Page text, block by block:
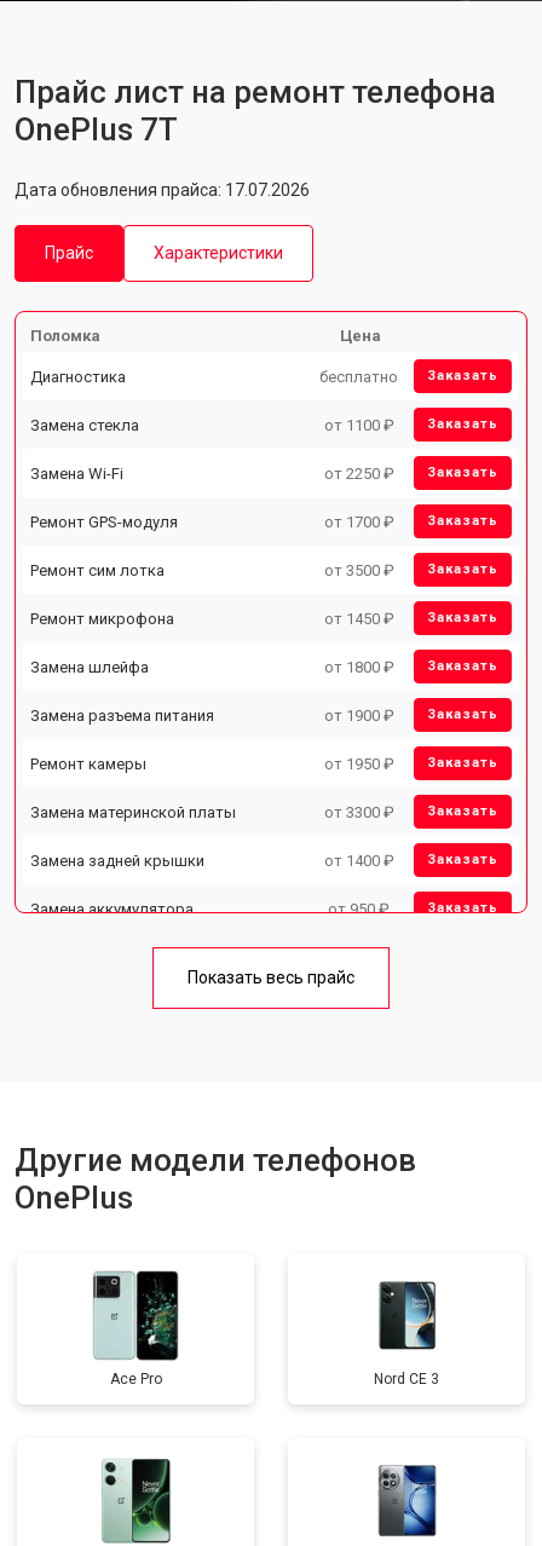
Прайс лист на ремонт телефона
OnePlus 7T
Дата обновления прайса: 17.07.2026
Прайс Характеристики
Поломка Цена
Диагностика бесплатно Заказать
Замена стекла от 1100 ₽ Заказать
Замена Wi-Fi от 2250 ₽ Заказать
Ремонт GPS-модуля от 1700 ₽ Заказать
Ремонт сим лотка от 3500 ₽ Заказать
Ремонт микрофона от 1450 ₽ Заказать
Замена шлейфа от 1800 ₽ Заказать
Замена разъема питания от 1900 ₽ Заказать
Ремонт камеры от 1950 ₽ Заказать
Замена материнской платы от 3300 ₽ Заказать
Замена задней крышки от 1400 ₽ Заказать
Замена аккумулятора от 950 ₽ Заказать
Ремонт цепи питания от 3200 ₽
Показать весь прайс
Другие модели телефонов
OnePlus
Ace Pro Nord CE 3